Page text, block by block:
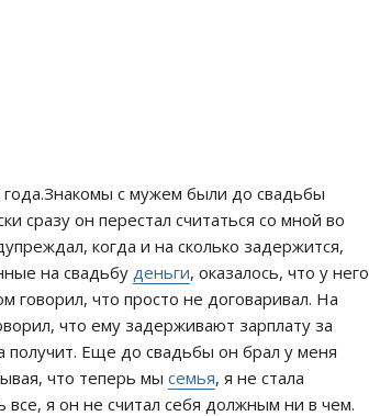
с мужем были до свадьбы
сразу он перестал считаться со мной во
когда и на сколько задержится,
на свадьбуденьги, оказалось, что у него
говорил, что просто не договаривал. На
что ему задерживают зарплату за
получит. Еще до свадьбы он брал у меня
что теперь мы семья, я не стала
я он не считал себя должным ни в чем.